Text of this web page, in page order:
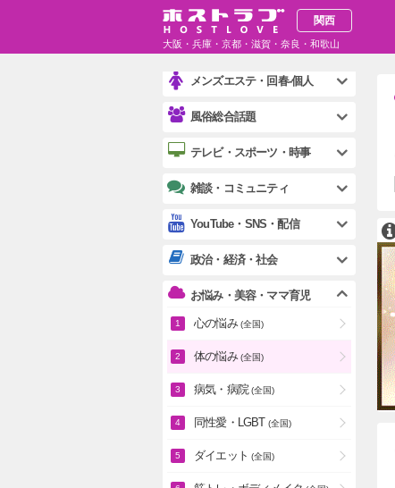
関西
大阪・兵庫・京都・滋賀・奈良・和歌山
風俗-個人
メンズエステ・回春-お店
メンズエステ・回春-個人
風俗総合話題
テレビ・スポーツ・時事
雑談・コミュニティ
YouTube・SNS・配信
政治・経済・社会
お悩み・美容・ママ育児
心の悩み (全国)
体の悩み (全国)
病気・病院 (全国)
同性愛・LGBT (全国)
ダイエット (全国)